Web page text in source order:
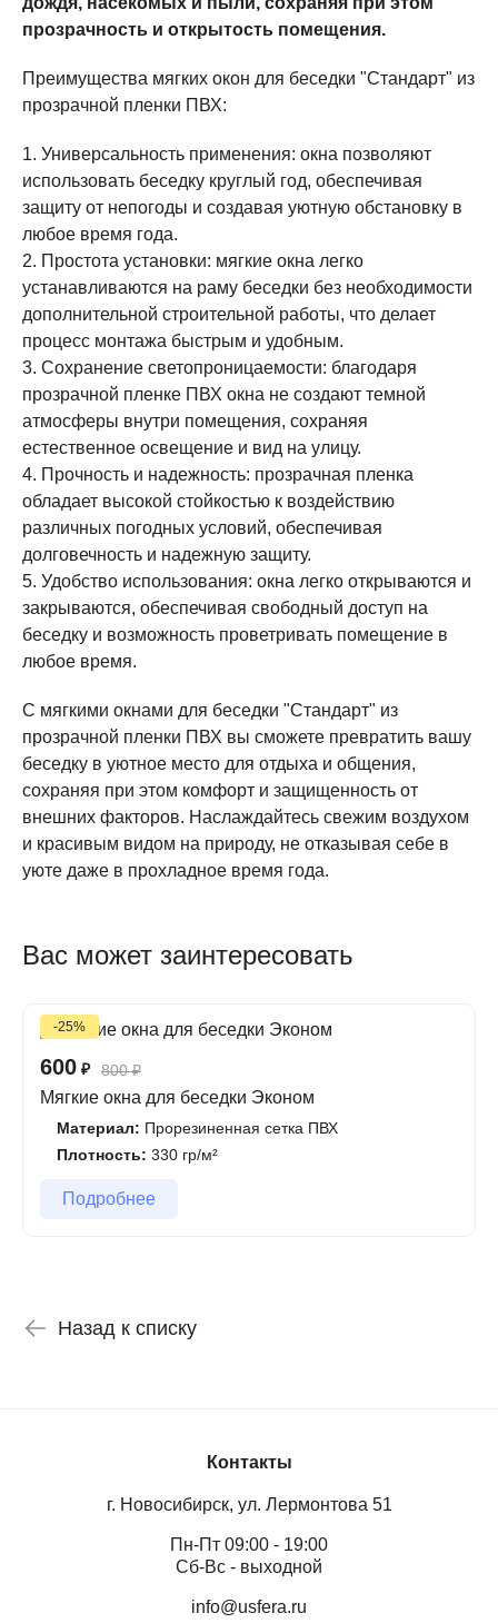
прозрачность и открытость помещения.
Преимущества мягких окон для беседки "Стандарт" из
прозрачной пленки ПВХ:
1. Универсальность применения: окна позволяют
использовать беседку круглый год, обеспечивая
защиту от непогоды и создавая уютную обстановку в
любое время года.
2. Простота установки: мягкие окна легко
устанавливаются на раму беседки без необходимости
дополнительной строительной работы, что делает
процесс монтажа быстрым и удобным.
3. Сохранение светопроницаемости: благодаря
прозрачной пленке ПВХ окна не создают темной
атмосферы внутри помещения, сохраняя
естественное освещение и вид на улицу.
4. Прочность и надежность: прозрачная пленка
обладает высокой стойкостью к воздействию
различных погодных условий, обеспечивая
долговечность и надежную защиту.
5. Удобство использования: окна легко открываются и
закрываются, обеспечивая свободный доступ на
беседку и возможность проветривать помещение в
любое время.
С мягкими окнами для беседки "Стандарт" из
прозрачной пленки ПВХ вы сможете превратить вашу
беседку в уютное место для отдыха и общения,
сохраняя при этом комфорт и защищенность от
внешних факторов. Наслаждайтесь свежим воздухом
и красивым видом на природу, не отказывая себе в
уюте даже в прохладное время года.
Вас может заинтересовать
-25%
600 ₽ 800₽
Мягкие окна для беседки Эконом
Материал: Прорезиненная сетка ПВХ
Плотность: 330 гр/м²
Подробнее
Назад к списку
Контакты
г. Новосибирск, ул. Лермонтова 51
Пн-Пт 09:00 - 19:00
Сб-Вс - выходной
info@usfera.ru